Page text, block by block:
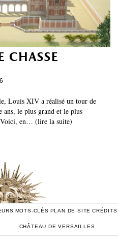
AU MAGAZINE
chasse
Louis XIV a réalisé un tour de
le plus grand et le plus
Voici, en… (lire la suite)
MOTS-CLÉS PLAN DE SITE CRÉDITS
CHÂTEAU DE VERSAILLES